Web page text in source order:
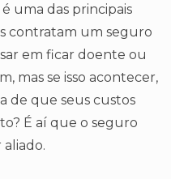
uma das principais
contratam um seguro
em ficar doente ou
mas se isso acontecer,
de que seus custos
É aí que o seguro